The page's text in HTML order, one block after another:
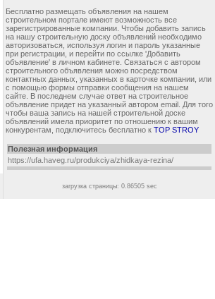
Бесплатно размещать объявления на нашем
строительном портале имеют возможность все
зарегистрированные компании. Чтобы добавить запись
на нашу строительную доску объявлений необходимо
авторизоваться, используя логин и пароль указанные
при регистрации, и перейти по ссылке 'Добавить
объявление' в личном кабинете. Связаться с автором
строительного объявления можно посредством
контактных данных, указанных в карточке компании, или
с помощью формы отправки сообщения на нашем
сайте. В последнем случае ответ на строительное
объявление придет на указанный автором email. Для того
чтобы ваша запись на нашей строительной доске
объявлений имела приоритет по отношению к вашим
конкурентам, подключитесь бесплатно к TOP STROY
Полезная информация
https://ufa.haveg.ru/produkciya/zhidkaya-rezina/
загрузка страницы: 0.86505 sec